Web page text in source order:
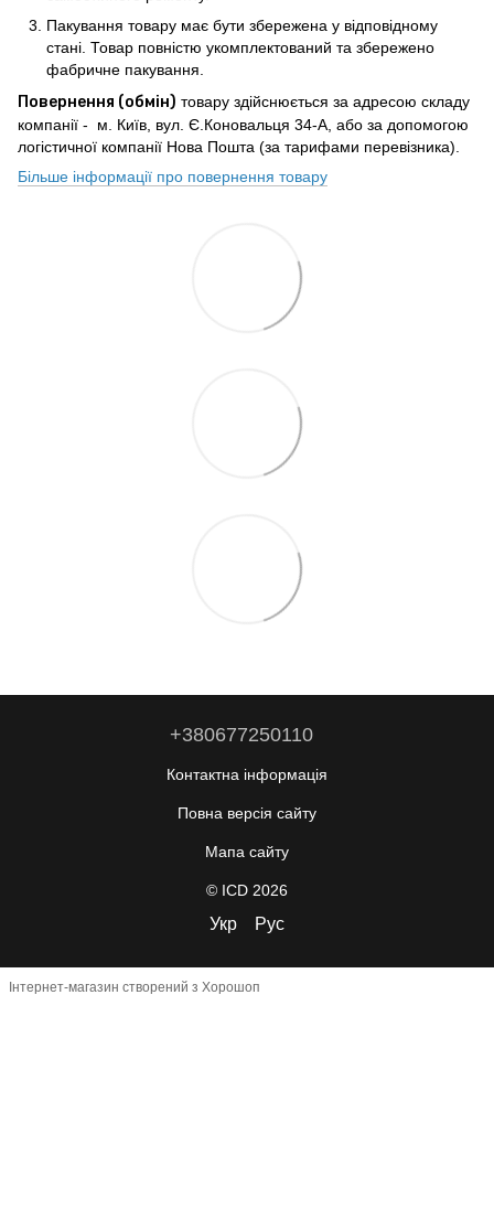
Пакування товару має бути збережена у відповідному
стані. Товар повністю укомплектований та збережено
фабричне пакування.
Повернення (обмін) товару здійснюється за адресою складу
компанії - м. Київ, вул. Є.Коновальця 34-А, або за допомогою
логістичної компанії Нова Пошта (за тарифами перевізника).
Більше інформації про повернення товару
+380677250110
Контактна інформація
Повна версія сайту
Мапа сайту
© ICD 2026
Укр Рус
Інтернет-магазин створений з Хорошоп